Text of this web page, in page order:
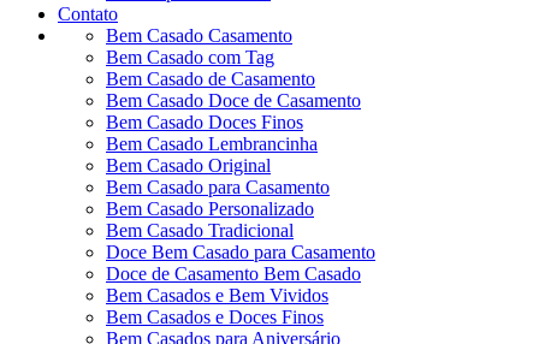
Contato
Bem Casado Casamento
Bem Casado com Tag
Bem Casado de Casamento
Bem Casado Doce de Casamento
Bem Casado Doces Finos
Bem Casado Lembrancinha
Bem Casado Original
Bem Casado para Casamento
Bem Casado Personalizado
Bem Casado Tradicional
Doce Bem Casado para Casamento
Doce de Casamento Bem Casado
Bem Casados e Bem Vividos
Bem Casados e Doces Finos
Bem Casados para Aniversário